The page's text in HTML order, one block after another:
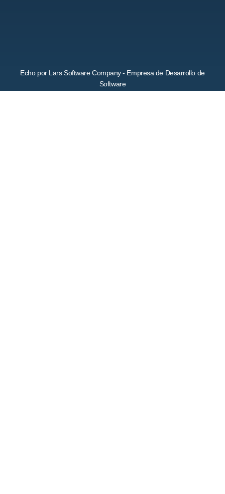
Echo por Lars Software Company - Empresa de Desarrollo de
Software